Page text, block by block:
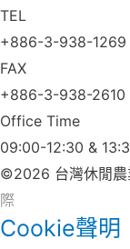
TEL
+886-3-938-1269​
FAX
+886-3-938-2610
Office Time
09:00-12:30 &
©2026 台灣休閒農
際
Cookie聲明